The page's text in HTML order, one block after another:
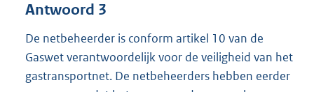
Antwoord 3
De netbeheerder is conform artikel 10 van de
Gaswet verantwoordelijk voor de veiligheid van het
gastransportnet. De netbeheerders hebben eerder